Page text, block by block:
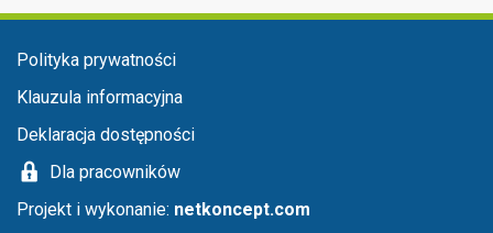
Menu stopka
Polityka prywatności
Klauzula informacyjna
Deklaracja dostępności
Dla pracowników
Projekt i wykonanie: netkoncept.com